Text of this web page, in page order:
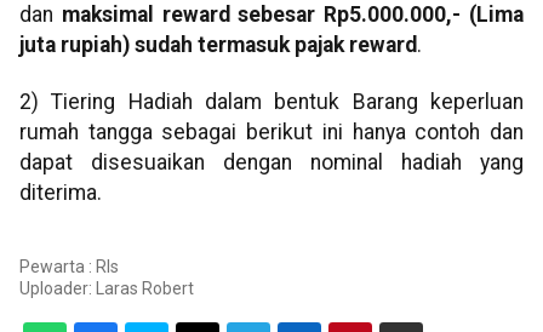
dan maksimal reward sebesar Rp5.000.000,- (Lima
juta rupiah) sudah termasuk pajak reward .
2) Tiering Hadiah dalam bentuk Barang keperluan
rumah tangga sebagai berikut ini hanya contoh dan
dapat disesuaikan dengan nominal hadiah yang
diterima.
Pewarta : Rls
Uploader: Laras Robert